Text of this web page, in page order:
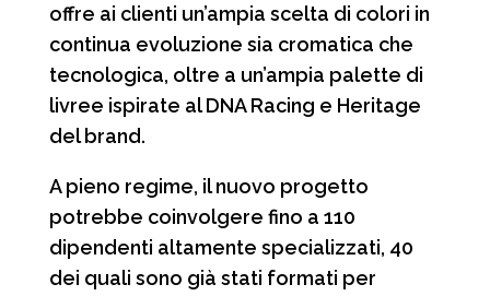
offre ai clienti un’ampia scelta di colori in
continua evoluzione sia cromatica che
tecnologica, oltre a un’ampia palette di
livree ispirate al DNA Racing e Heritage
del brand.
A pieno regime, il nuovo progetto
potrebbe coinvolgere fino a 110
dipendenti altamente specializzati, 40
dei quali sono già stati formati per